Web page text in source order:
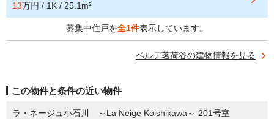
13万円 / 1K / 25.1m²
募集中住戸を全1件表示しています。
ベルデ茗荷谷の建物情報を見る
この物件と条件の近い物件
ラ・ネージュ小石川 ～La Neige Koishikawa～ 201号室